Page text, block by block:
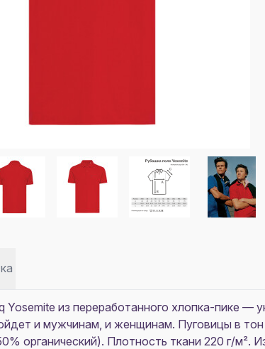
Yosemite из переработанного хлопка-пике —
и мужчинам, и женщинам. Пуговицы в
органический). Плотность ткани 220 г/